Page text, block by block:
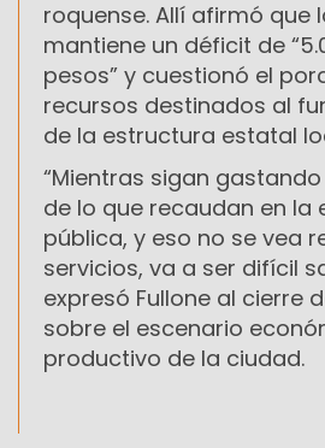
roquense. Allí afirmó que
mantiene un déficit de
pesos” y cuestionó el
recursos destinados al
de la estructura estatal
“Mientras sigan
de lo que recaudan en la
pública, y eso no se vea
servicios, va a ser difícil
expresó Fullone al cierre
sobre el escenario
productivo de la ciudad.